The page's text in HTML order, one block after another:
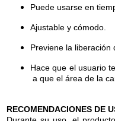
Puede usarse en
Ajustable y cómodo.
Previene la liberación
Hace que el usuario
a que el área de la
RECOMENDACIONES DE